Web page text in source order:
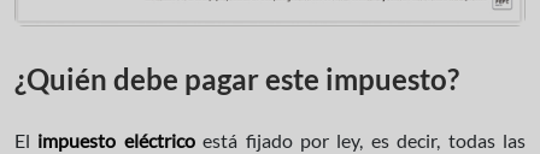
¿Quién debe pagar este impuesto?
El impuesto eléctricoestá fijado por ley, es decir, todas las